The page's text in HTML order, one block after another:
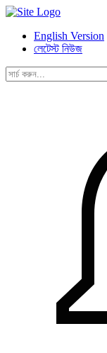
English Version
লেটেস্ট নিউজ